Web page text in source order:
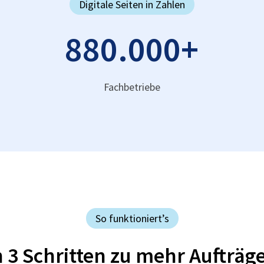
Digitale Seiten in Zahlen
880.000+
Fachbetriebe
So funktioniert’s
3 Schritten zu mehr